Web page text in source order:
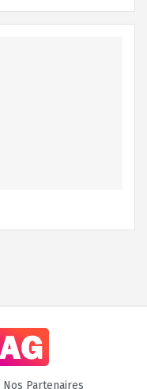
Nos Partenaires